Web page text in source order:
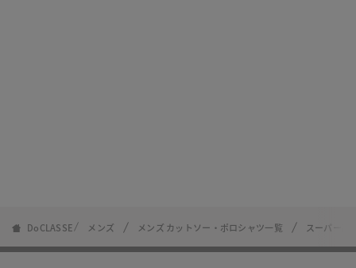
DoCLASSE メンズ メンズ カットソー・ポロシャツ一覧 スーパー高